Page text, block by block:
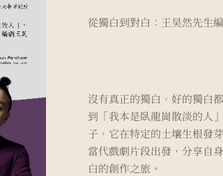
從獨白到對白：王昊然先生
沒有真正的獨白，好的獨白
到「我本是臥龍崗散淡的人
子，它在特定的土壤生根發
當代戲劇片段出發，分享自
白的創作之旅。